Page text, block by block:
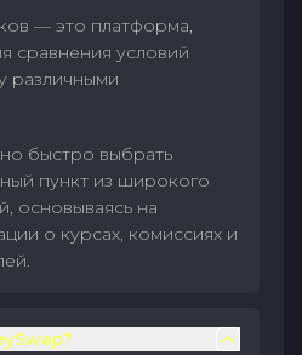
— это платформа,
сравнения условий
различными
быстро выбрать
пункт из широкого
основываясь на
о курсах, комиссиях и